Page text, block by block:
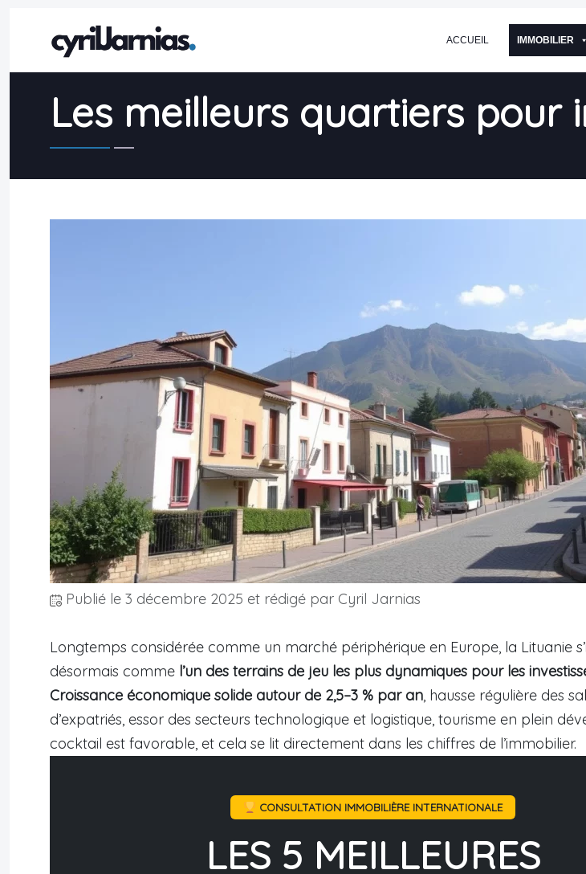
ACCUEIL IMMOBILIER
Les meilleurs quartiers pour
Publié le 3 décembre 2025 et rédigé par Cyril Jarnias
Longtemps considérée comme un marché périphérique en Europe, la Lituanie
désormais comme l’un des terrains de jeu les plus dynamiques pour les
Croissance économique solide autour de 2,5–3 % par an, hausse régulière des
d’expatriés, essor des secteurs technologique et logistique, tourisme en plein
cocktail est favorable, et cela se lit directement dans les chiffres de l’immobilier.
CONSULTATION IMMOBILIÈRE INTERNATIONALE
LES 5 MEILLEURES